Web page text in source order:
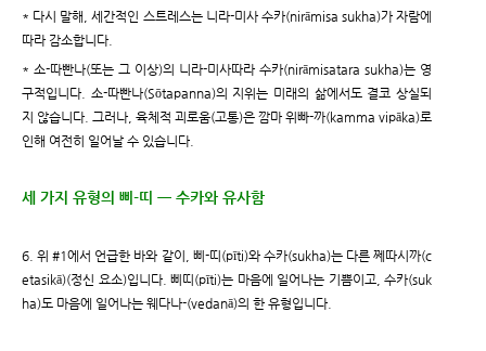
* 다시 말해, 세간적인 스트레스는 니라-미사 수카(nirāmisa sukha)가 자람에
따라 감소합니다.
* 소-따빤나(또는 그 이상)의 니라-미사따라 수카(nirāmisatara sukha)는 영
구적입니다. 소-따빤나(Sōtapanna)의 지위는 미래의 삶에서도 결코 상실되
지 않습니다. 그러나, 육체적 괴로움(고통)은 깜마 위빠-까(kamma vipāka)로
인해 여전히 일어날 수 있습니다.
세 가지 유형의 삐-띠 ㅡ 수카와 유사함
6. 위 #1에서 언급한 바와 같이, 삐-띠(pīti)와 수카(sukha)는 다른 쩨따시까(c
etasikā)(정신 요소)입니다. 삐띠(pīti)는 마음에 일어나는 기쁨이고, 수카(suk
ha)도 마음에 일어나는 웨다나-(vedanā)의 한 유형입니다.